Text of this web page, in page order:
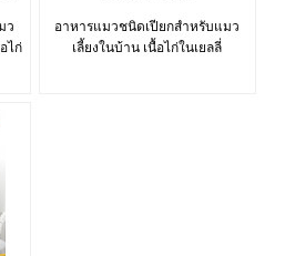
ว
ไก่
อาหารแมวชนิดเปียกสำหรับแมว
เลี้ยงในบ้าน เนื้อไก่ในเยลลี่